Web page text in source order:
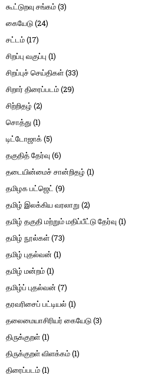
கூட்டுறவு சங்கம்(3)
கையேடு(24)
சட்டம்(17)
சிறப்பு வகுப்பு (1)
சிறப்புச் செய்திகள்(33)
சிறார் திரைப்படம்(29)
சிற்றிதழ் (2)
சொத்து(1)
டிட்டோஜாக்(5)
தகுதித் தேர்வு (6)
தடையின்மைச் சான்றிதழ் (1)
தமிழக பட்ஜெட் (9)
தமிழ் இலக்கிய வரலாறு (2)
தமிழ் தகுதி மற்றும் மதிப்பீட்டு தேர்வு (1)
தமிழ் நூல்கள்(73)
தமிழ் புதல்வன் (1)
தமிழ் மன்றம்(1)
தமிழ்ப் புதல்வன் (7)
தரவரிசைப் பட்டியல் (1)
தலைமையாசிரியர் கையேடு(3)
திருக்குறள்(1)
திருக்குறள் விளக்கம்(1)
திரைப்படம்(1)